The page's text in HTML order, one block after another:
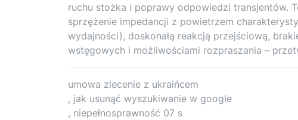
ruchu stożka i poprawy odpowiedzi transjentów.
sprzężenie impedancji z powietrzem
wydajności), doskonałą reakcją przejściową,
wstęgowych i możliwościami rozpraszania –
umowa zlecenie z ukraińcem
, jak usunąć wyszukiwanie w google
, niepełnosprawność 07 s